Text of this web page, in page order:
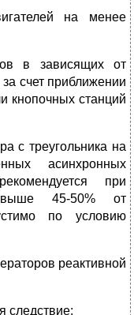
на менее
в зависящих от
за счет приближении
кнопочных станций
с треугольника на
асинхронных
при
выше 45-50% от
по условию
реактивной
следствие: